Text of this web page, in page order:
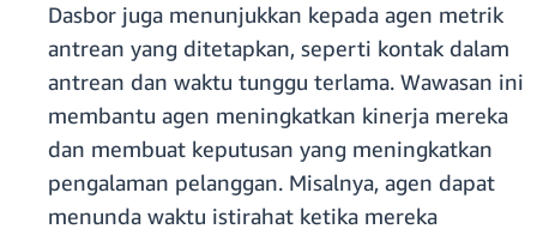
Dasbor juga menunjukkan kepada agen metrik
antrean yang ditetapkan, seperti kontak dalam
antrean dan waktu tunggu terlama. Wawasan ini
membantu agen meningkatkan kinerja mereka
dan membuat keputusan yang meningkatkan
pengalaman pelanggan. Misalnya, agen dapat
menunda waktu istirahat ketika mereka